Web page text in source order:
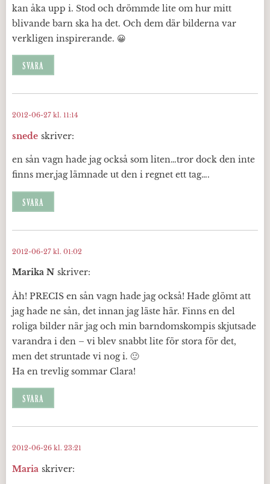
kan åka upp i. Stod och drömmde lite om hur mitt
blivande barn ska ha det. Och dem där bilderna var
verkligen inspirerande. 😀
SVARA
snede skriver:
2012-06-27 kl. 11:14
en sån vagn hade jag också som liten…tror dock den inte
finns mer,jag lämnade ut den i regnet ett tag….
SVARA
Marika N skriver:
2012-06-27 kl. 01:02
Åh! PRECIS en sån vagn hade jag också! Hade glömt att
jag hade ne sån, det innan jag läste här. Finns en del
roliga bilder när jag och min barndomskompis skjutsade
varandra i den – vi blev snabbt lite för stora för det,
men det struntade vi nog i. 🙂
Ha en trevlig sommar Clara!
SVARA
Maria skriver:
2012-06-26 kl. 23:21